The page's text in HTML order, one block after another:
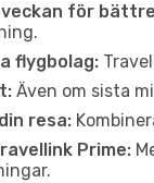
för
flygbolag:
Även om sista
resa:
Prime: